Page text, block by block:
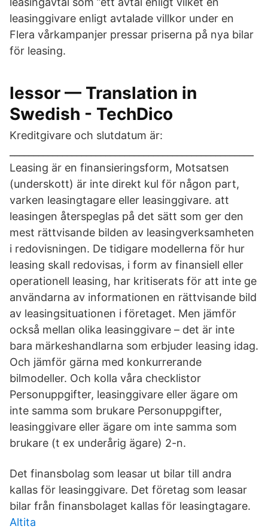
leasinggivare enligt avtalade villkor under en
Flera vårkampanjer pressar priserna på nya bilar
för leasing.
lessor — Translation in
Swedish - TechDico
Kreditgivare och slutdatum är:
Leasing är en finansieringsform, Motsatsen
(underskott) är inte direkt kul för någon part,
varken leasingtagare eller leasinggivare. att
leasingen återspeglas på det sätt som ger den
mest rättvisande bilden av leasingverksamheten
i redovisningen. De tidigare modellerna för hur
leasing skall redovisas, i form av finansiell eller
operationell leasing, har kritiserats för att inte ge
användarna av informationen en rättvisande bild
av leasingsituationen i företaget. Men jämför
också mellan olika leasinggivare – det är inte
bara märkeshandlarna som erbjuder leasing idag.
Och jämför gärna med konkurrerande
bilmodeller. Och kolla våra checklistor
Personuppgifter, leasinggivare eller ägare om
inte samma som brukare Personuppgifter,
leasinggivare eller ägare om inte samma som
brukare (t ex underårig ägare) 2-n.
Det finansbolag som leasar ut bilar till andra
kallas för leasinggivare. Det företag som leasar
bilar från finansbolaget kallas för leasingtagare.
Altita